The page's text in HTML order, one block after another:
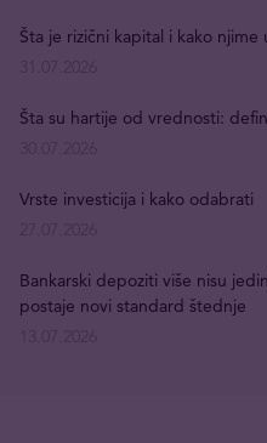
Šta je rizični kapital i kako njime
Šta su hartije od vrednosti:
Vrste investicija i kako odabrati
Bankarski depoziti više nisu
postaje novi standard štednje